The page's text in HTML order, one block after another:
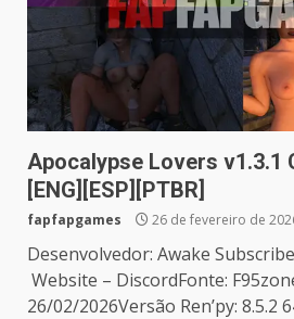
Apocalypse Lovers v1.3.1
[ENG][ESP][PTBR]
fapfapgames 26 de fevereiro de
Desenvolvedor: Awake
Website – DiscordFonte:
26/02/2026Versão Ren’py: 8.5.2